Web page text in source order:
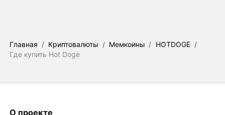
Главная / Криптовалюты / Мемкоины / HOTDOGE /
Где купить Hot Doge
О проекте